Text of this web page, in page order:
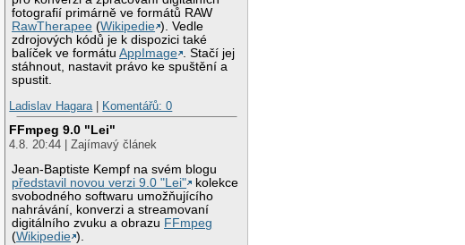
fotografií primárně ve formátů RAW
RawTherapee (Wikipedie ). Vedle
zdrojových kódů je k dispozici také
balíček ve formátuAppImage
. Stačí jej
stáhnout, nastavit právo ke spuštění a
spustit.
Ladislav Hagara| Komentářů: 0
FFmpeg 9.0 "Lei"
4.8. 20:44 | Zajímavý článek
Jean-Baptiste Kempf na svém blogu
představil novou verzi 9.0 "Lei"
kolekce
svobodného softwaru umožňujícího
nahrávání, konverzi a streamovaní
digitálního zvuku a obrazu FFmpeg
(Wikipedie ).